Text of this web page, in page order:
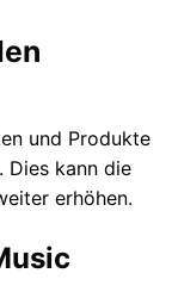
und Produkte
Dies kann die
erhöhen.